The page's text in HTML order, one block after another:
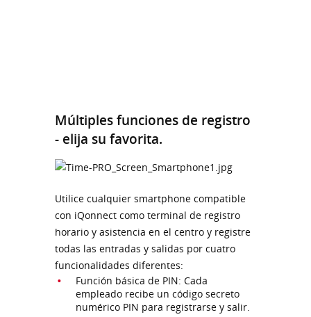
Múltiples funciones de registro
- elija su favorita.
Utilice cualquier smartphone compatible
con iQonnect como terminal de registro
horario y asistencia en el centro y registre
todas las entradas y salidas por cuatro
funcionalidades diferentes:
Función básica de PIN: Cada
empleado recibe un código secreto
numérico PIN para registrarse y salir.